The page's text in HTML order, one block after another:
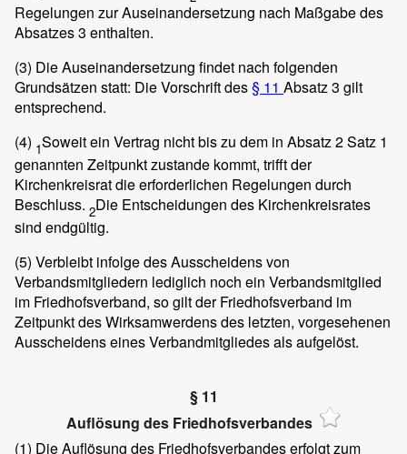
Regelungen zur Auseinandersetzung nach Maßgabe des
Absatzes 3 enthalten.
(3) Die Auseinandersetzung findet nach folgenden
Grundsätzen statt: Die Vorschrift des§ 11 Absatz 3 gilt
entsprechend.
(4) 1Soweit ein Vertrag nicht bis zu dem in Absatz 2 Satz 1
genannten Zeitpunkt zustande kommt, trifft der
Kirchenkreisrat die erforderlichen Regelungen durch
Beschluss. 2Die Entscheidungen des Kirchenkreisrates
sind endgültig.
(5) Verbleibt infolge des Ausscheidens von
Verbandsmitgliedern lediglich noch ein Verbandsmitglied
im Friedhofsverband, so gilt der Friedhofsverband im
Zeitpunkt des Wirksamwerdens des letzten, vorgesehenen
Ausscheidens eines Verbandmitgliedes als aufgelöst.
§ 11
Auflösung des Friedhofsverbandes
(1) Die Auflösung des Friedhofsverbandes erfolgt zum